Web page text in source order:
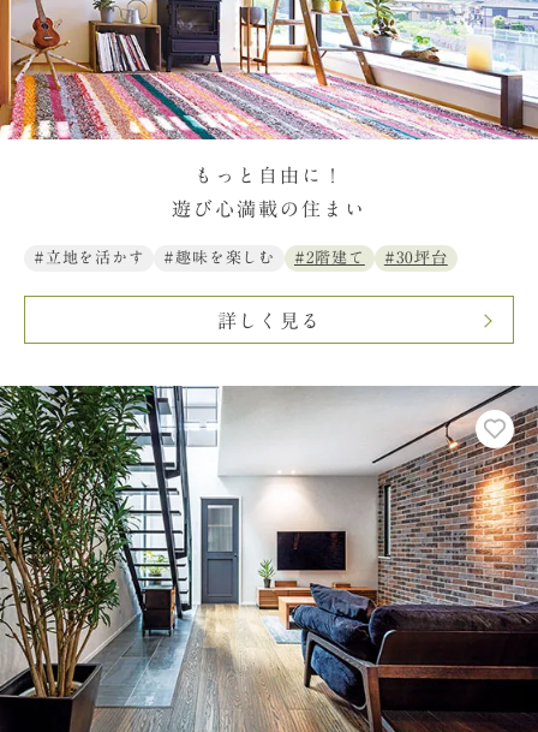
もっと自由に！
遊び心満載の住まい
#立地を活かす #趣味を楽しむ #2階建て #30坪台
詳しく見る